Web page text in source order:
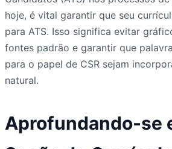
hoje, é vital garantir que seu
para ATS. Isso significa evitar
fontes padrão e garantir que
para o papel de CSR sejam
natural.
Aprofundando-se